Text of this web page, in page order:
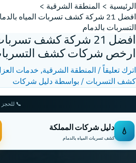
الرئيسية
المنطقة الشرقية
افضل 21 شركة كشف تسربات
التسربات بالدمام
افضل 21 شركة كشف
ارخص شركات كشف
اترك تعليقاً/ المنطقة الشرقية, خدمات
كشف التسربات / بواسطة دليل شركات
📞 للحجز
💧 دليل شركات المملكة
كشف تسربات المياه بالدمام